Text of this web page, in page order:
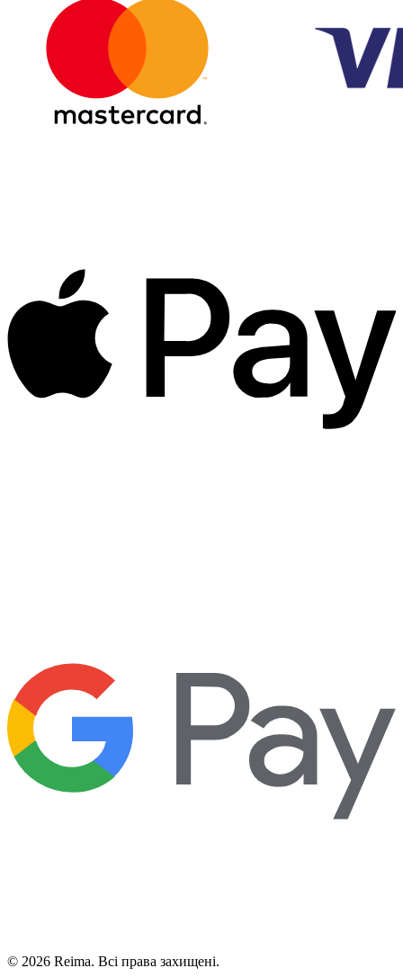
© 2026 Reima. Всі права захищені.